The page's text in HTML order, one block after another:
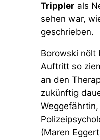
Tripplerals
sehen war,
geschrieben.
Borowski nölt
Auftritt so
an den
zukünftig
(Maren